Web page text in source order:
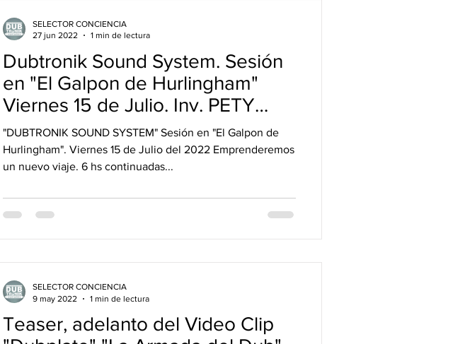
Dubtronik Sound System. Sesión
en "El Galpon de Hurlingham"
Viernes 15 de Julio. Inv. PETY
(RIDDIM)
"DUBTRONIK SOUND SYSTEM" Sesión en "El Galpon de
Hurlingham". Viernes 15 de Julio del 2022 Emprenderemos
un nuevo viaje. 6 hs continuadas...
SELECTOR CONCIENCIA
27 jun 2022
1 min de lectura
Teaser, adelanto del Video Clip
SELECTOR CONCIENCIA
9 may 2022
1 min de lectura